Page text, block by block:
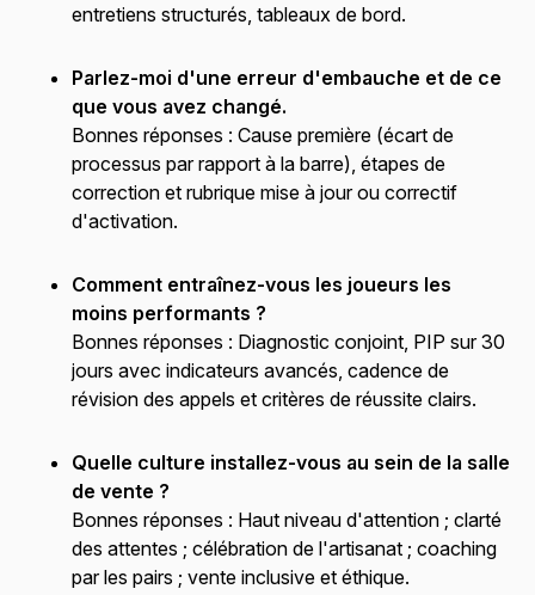
entretiens structurés, tableaux de bord.
Parlez-moi d'une erreur d'embauche et de ce
que vous avez changé.
Bonnes réponses : Cause première (écart de
processus par rapport à la barre), étapes de
correction et rubrique mise à jour ou correctif
d'activation.
Comment entraînez-vous les joueurs les
moins performants ?
Bonnes réponses : Diagnostic conjoint, PIP sur 30
jours avec indicateurs avancés, cadence de
révision des appels et critères de réussite clairs.
Quelle culture installez-vous au sein de la salle
de vente ?
Bonnes réponses : Haut niveau d'attention ; clarté
des attentes ; célébration de l'artisanat ; coaching
par les pairs ; vente inclusive et éthique.